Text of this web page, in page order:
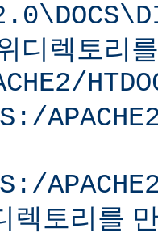
디렉토리를
렉토리를